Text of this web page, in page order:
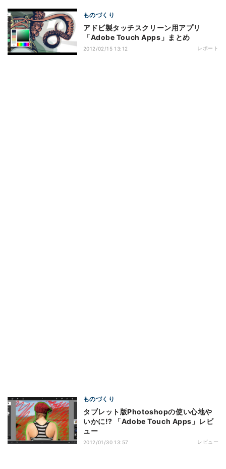
ものづくり
アドビ製タッチスクリーン用アプリ
「Adobe Touch Apps」まとめ
2012/02/15 13:12 レポート
ものづくり
タブレット版Photoshopの使い心地や
いかに!? 「Adobe Touch Apps」レビ
ュー
2012/01/30 13:57 レビュー